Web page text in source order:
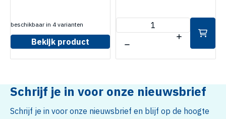
beschikbaar in 4 varianten
Bekijk product
Schrijf je in voor onze nieuwsbrief
Schrijf je in voor onze nieuwsbrief en blijf op de hoogte